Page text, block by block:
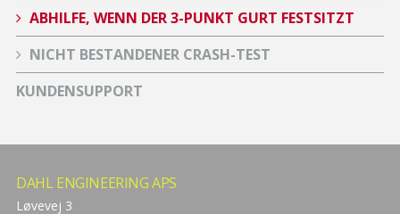
ABHILFE, WENN DER 3-PUNKT GURT FESTSITZT
NICHT BESTANDENER CRASH-TEST
KUNDENSUPPORT
DAHL ENGINEERING APS
Løvevej 3